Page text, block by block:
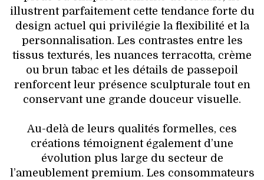
illustrent parfaitement cette tendance forte du
design actuel qui privilégie la flexibilité et la
personnalisation. Les contrastes entre les
tissus texturés, les nuances terracotta, crème
ou brun tabac et les détails de passepoil
renforcent leur présence sculpturale tout en
conservant une grande douceur visuelle.
Au-delà de leurs qualités formelles, ces
créations témoignent également d’une
évolution plus large du secteur de
l’ameublement premium. Les consommateurs